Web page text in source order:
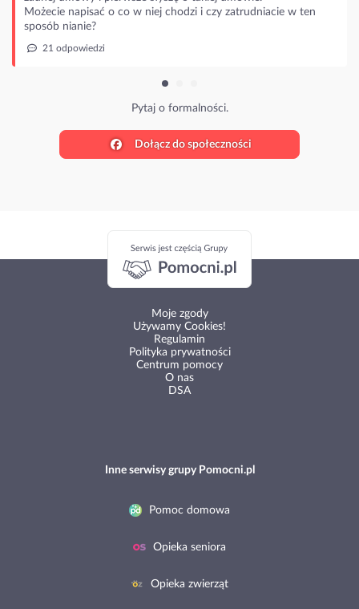
o co w niej chodzi i czy zatrudniacie w ten
Dołącz do społeczności
Moje zgody
Używamy Cookies!
Regulamin
Polityka prywatności
Centrum pomocy
O nas
DSA
Inne serwisy grupy Pomocni.pl
Pomoc domowa
Opieka seniora
Opieka zwierząt